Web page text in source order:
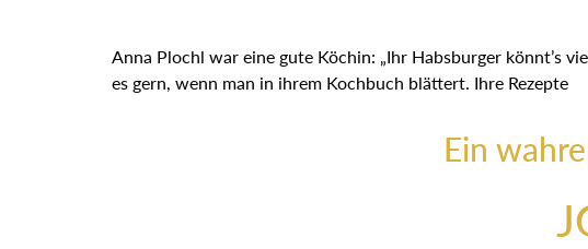
Anna Plochl war eine gute Köchin: „Ihr Habsburger könnt’s
glaubt es gern, wenn man in ihrem Kochbuch blättert. Ihre
Ein